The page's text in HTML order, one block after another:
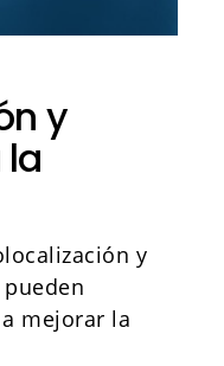
y
y
mejorar la